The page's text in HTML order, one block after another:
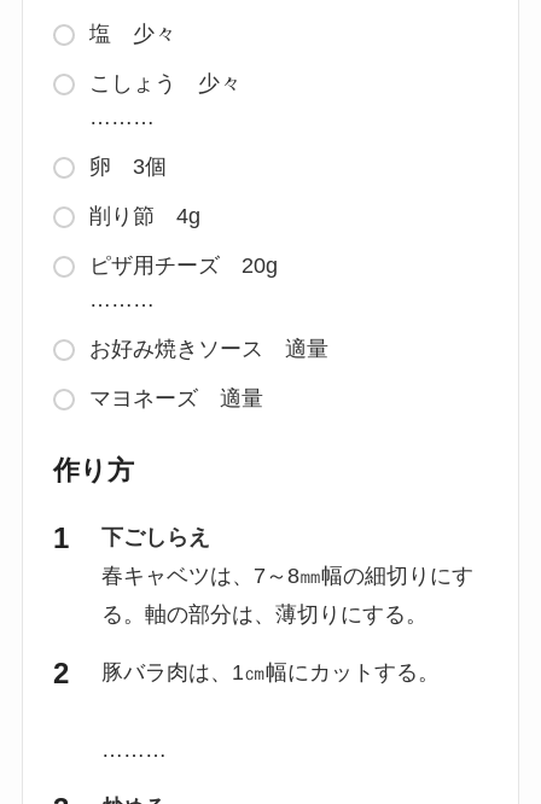
塩 少々
こしょう 少々
………
卵 3個
削り節 4g
ピザ用チーズ 20g
………
お好み焼きソース 適量
マヨネーズ 適量
作り方
下ごしらえ
春キャベツは、7～8㎜幅の細切りにす
る。軸の部分は、薄切りにする。
豚バラ肉は、1㎝幅にカットする。
………